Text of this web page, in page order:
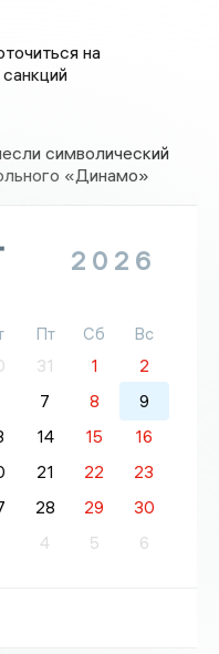
на
символический
«Динамо»
2026
Пт Сб
Вс
31 1
2
7 8
9
14 15
16
21 22
23
28 29
30
4 5 6